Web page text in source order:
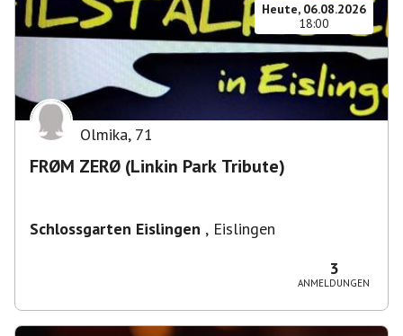
Heute, 06.08.2026
18:00
Olmika, 71
FRØM ZERØ (Linkin Park Tribute)
Schlossgarten Eislingen , Eislingen
3
ANMELDUNGEN